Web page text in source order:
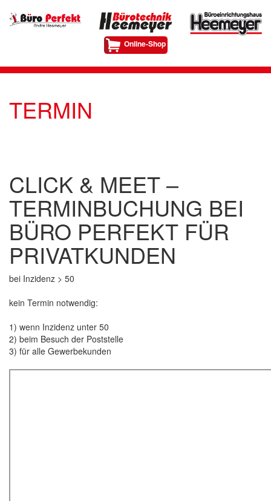
Online-Shop
TERMIN
CLICK & MEET –
TERMINBUCHUNG BEI
BÜRO PERFEKT FÜR
PRIVATKUNDEN
bei Inzidenz > 50
kein Termin notwendig:
1) wenn Inzidenz unter 50
2) beim Besuch der Poststelle
3) für alle Gewerbekunden